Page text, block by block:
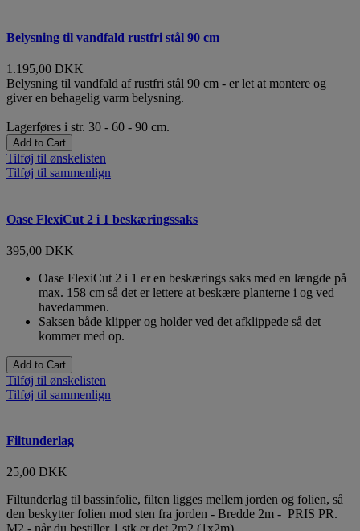
Belysning til vandfald rustfri stål 90 cm
1.195,00 DKK
Belysning til vandfald af rustfri stål 90 cm - er let at montere og
giver en behagelig varm belysning.
Lagerføres i str. 30 - 60 - 90 cm.
Add to Cart
Tilføj til ønskelisten
Tilføj til sammenlign
Oase FlexiCut 2 i 1 beskæringssaks
395,00 DKK
Oase FlexiCut 2 i 1 er en beskærings saks med en længde på
max. 158 cm så det er lettere at beskære planterne i og ved
havedammen.
Saksen både klipper og holder ved det afklippede så det
kommer med op.
Add to Cart
Tilføj til ønskelisten
Tilføj til sammenlign
Filtunderlag
25,00 DKK
Filtunderlag til bassinfolie, filten ligges mellem jorden og folien, så
den beskytter folien mod sten fra jorden - Bredde 2m - PRIS PR.